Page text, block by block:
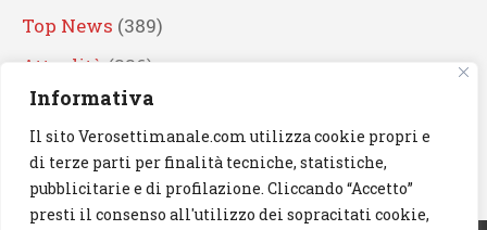
Informativa
Il sito Verosettimanale.com utilizza cookie propri e
di terze parti per finalità tecniche, statistiche,
pubblicitarie e di profilazione. Cliccando “Accetto”
presti il consenso all'utilizzo dei sopracitati cookie,
Top News (389)
Attualità (336)
Eventi(330)
Artisti (241)
News(239)